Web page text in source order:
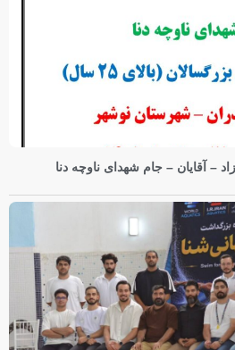
– آقایان – جام شهدای ناوچه دنا